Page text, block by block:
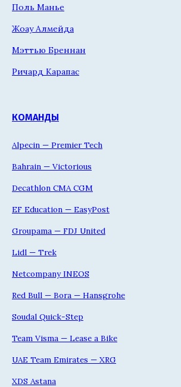
Поль Манье
Жоау Алмейда
Мэттью Бреннан
Ричард Карапас
КОМАНДЫ
Alpecin — Premier Tech
Bahrain — Victorious
Decathlon CMA CGM
EF Education — EasyPost
Groupama — FDJ United
Lidl — Trek
Netcompany INEOS
Red Bull — Bora — Hansgrohe
Soudal Quick-Step
Team Visma — Lease a Bike
UAE Team Emirates — XRG
XDS Astana